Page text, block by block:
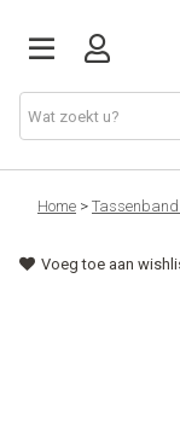
Stoffen
Fournituren
Home > Tassenband
Voeg toe aan